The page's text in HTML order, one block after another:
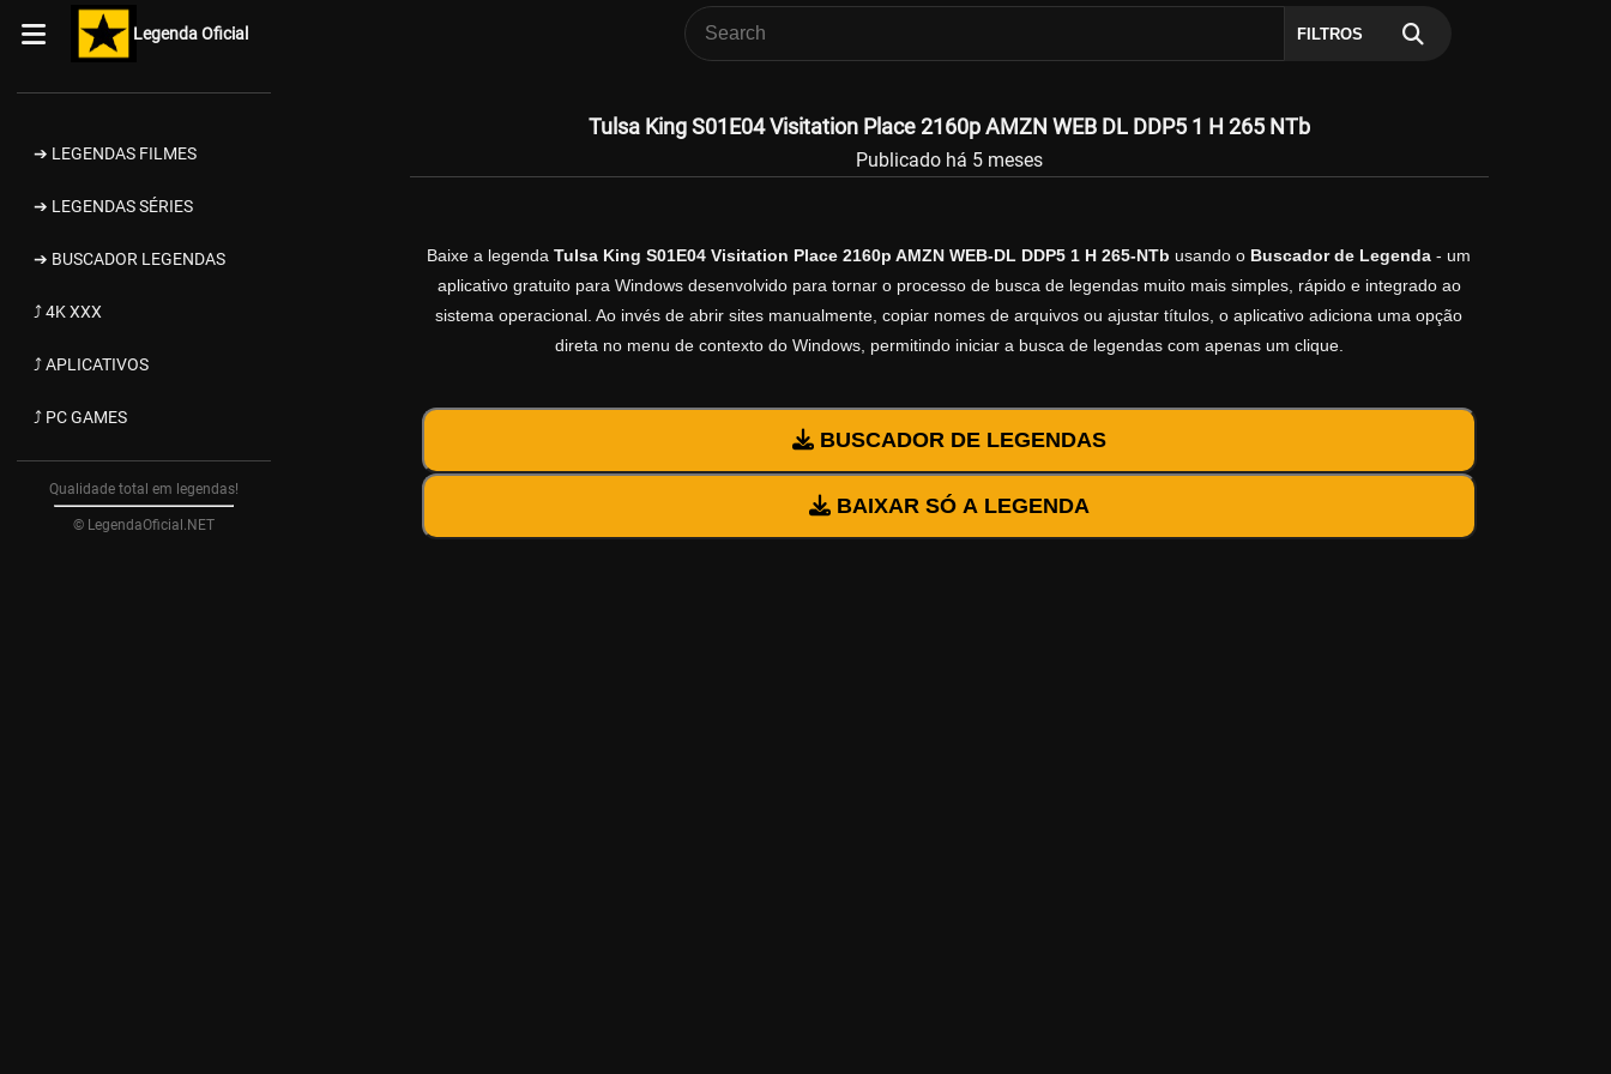
Legenda Oficial FILTROS
➔ LEGENDAS FILMES
➔ LEGENDAS SÉRIES
➔ BUSCADOR LEGENDAS
⤴ 4K XXX
⤴ APLICATIVOS
⤴ PC GAMES
Qualidade total em legendas!
© LegendaOficial.NET
Tulsa King S01E04 Visitation Place 2160p AMZN WEB DL DDP5 1 H 265 NTb
Publicado há 5 meses
Baixe a legenda Tulsa King S01E04 Visitation Place 2160p AMZN WEB-DL DDP5 1 H 265-NTb usando o Buscador de Legenda - um
aplicativo gratuito para Windows desenvolvido para tornar o processo de busca de legendas muito mais simples, rápido e integrado ao
sistema operacional. Ao invés de abrir sites manualmente, copiar nomes de arquivos ou ajustar títulos, o aplicativo adiciona uma opção
direta no menu de contexto do Windows, permitindo iniciar a busca de legendas com apenas um clique.
BUSCADOR DE LEGENDAS
BAIXAR SÓ A LEGENDA